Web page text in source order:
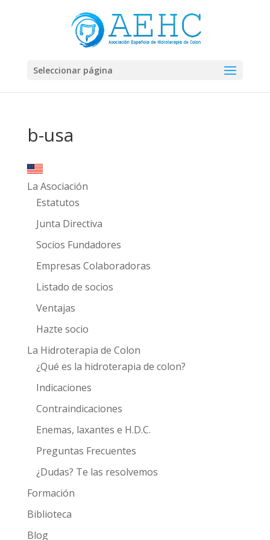
Seleccionar página
b-usa
La Asociación
Estatutos
Junta Directiva
Socios Fundadores
Empresas Colaboradoras
Listado de socios
Ventajas
Hazte socio
La Hidroterapia de Colon
¿Qué es la hidroterapia de colon?
Indicaciones
Contraindicaciones
Enemas, laxantes e H.D.C.
Preguntas Frecuentes
¿Dudas? Te las resolvemos
Formación
Biblioteca
Blog